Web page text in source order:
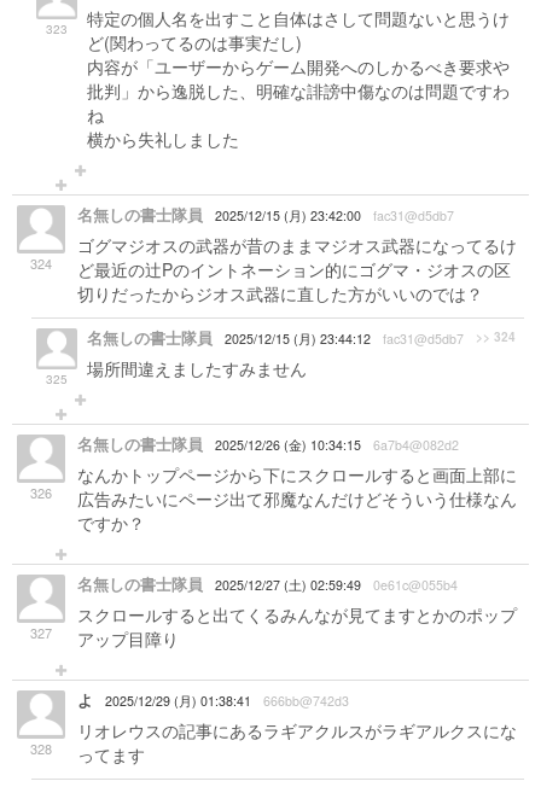
323
特定の個人名を出すこと自体はさして問題ないと思うけ
ど(関わってるのは事実だし)
内容が「ユーザーからゲーム開発へのしかるべき要求や
批判」から逸脱した、明確な誹謗中傷なのは問題ですわ
ね
横から失礼しました
324
名無しの書士隊員 2025/12/15 (月) 23:42:00 fac31@d5db7
ゴグマジオスの武器が昔のままマジオス武器になってるけ
ど最近の辻Pのイントネーション的にゴグマ・ジオスの区
切りだったからジオス武器に直した方がいいのでは？
325
名無しの書士隊員 2025/12/15 (月) 23:44:12 fac31@d5db7 >> 324
場所間違えましたすみません
326
名無しの書士隊員 2025/12/26 (金) 10:34:15 6a7b4@082d2
なんかトップページから下にスクロールすると画面上部に
広告みたいにページ出て邪魔なんだけどそういう仕様なん
ですか？
327
名無しの書士隊員 2025/12/27 (土) 02:59:49 0e61c@055b4
スクロールすると出てくるみんなが見てますとかのポップ
アップ目障り
328
よ 2025/12/29 (月) 01:38:41 666bb@742d3
リオレウスの記事にあるラギアクルスがラギアルクスにな
ってます